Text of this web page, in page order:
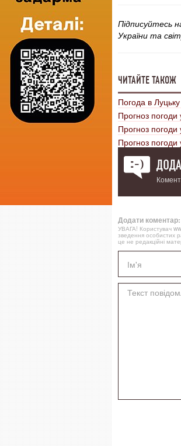
Підписуйтесь
України та
ЧИТАЙТЕ ТАКОЖ
Погода в
Прогноз
Прогноз
Прогноз погоди
Додати коментар:
УВАГА! Користувач
зведення особистих
це не редакційні